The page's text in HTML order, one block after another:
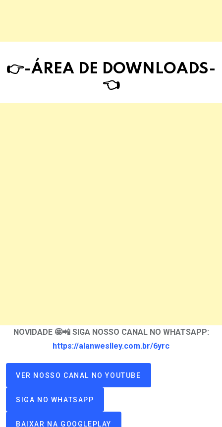
👉-ÁREA DE DOWNLOADS-
👈
NOVIDADE 🤩📲 SIGA NOSSO CANAL NO WHATSAPP:
https://alanweslley.com.br/6yrc
VER NOSSO CANAL NO YOUTUBE
SIGA NO WHATSAPP
BAIXAR NA GOOGLEPLAY